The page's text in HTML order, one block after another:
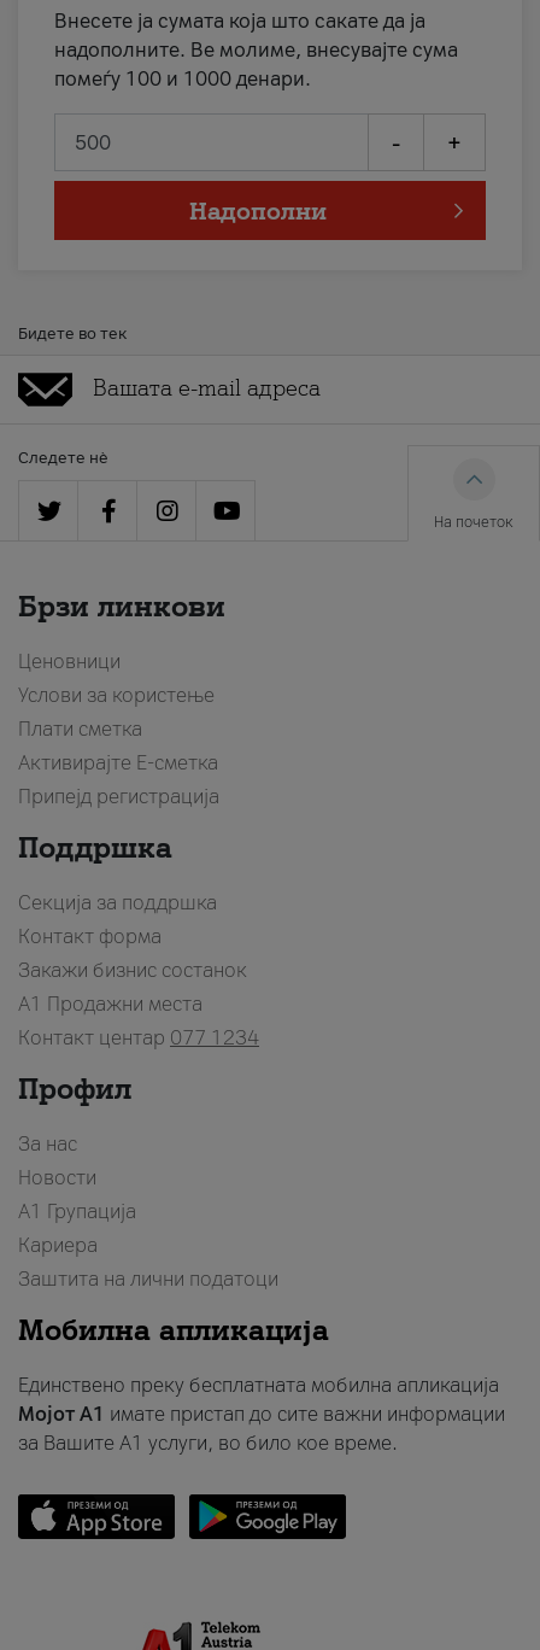
Внесете ја сумата која што сакате да ја
надополните. Ве молиме, внесувајте сума
помеѓу 100 и 1000 денари.
- +
Надополни
Бидете во тек
Следете нè
На почеток
Брзи линкови
Ценовници
Услови за користење
Плати сметка
Активирајте Е-сметка
Припејд регистрација
Поддршка
Секција за поддршка
Контакт форма
Закажи бизнис состанок
A1 Продажни места
Контакт центар 077 1234
Профил
За нас
Новости
А1 Групација
Кариера
Заштита на лични податоци
Мобилна апликација
Единствено преку бесплатната мобилна апликација
Мојот A1 имате пристап до сите важни информации
за Вашите A1 услуги, во било кое време.